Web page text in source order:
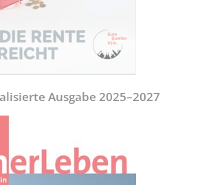
Ausgabe 2025–2027